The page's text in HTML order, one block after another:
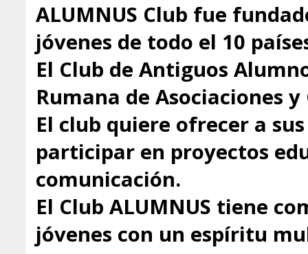
ALUMNUS Club fue
jóvenes de todo el 10
El Club de Antiguos
Rumana de Asociaciones y
El club quiere ofrecer a
participar en proyectos
comunicación.
El Club ALUMNUS tiene
jóvenes con un espíritu